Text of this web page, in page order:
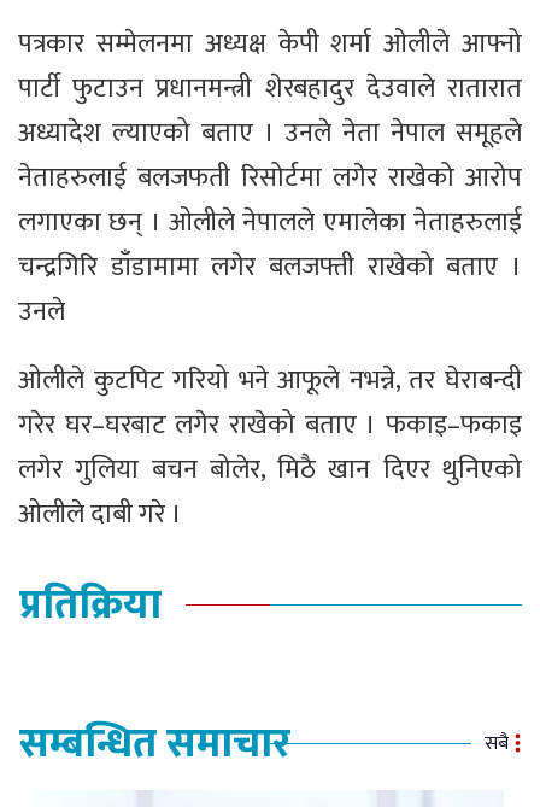
पत्रकार सम्मेलनमा अध्यक्ष केपी शर्मा ओलीले आफ्नो
पार्टी फुटाउन प्रधानमन्त्री शेरबहादुर देउवाले रातारात
अध्यादेश ल्याएको बताए । उनले नेता नेपाल समूहले
नेताहरुलाई बलजफती रिसोर्टमा लगेर राखेको आरोप
लगाएका छन् । ओलीले नेपालले एमालेका नेताहरुलाई
चन्द्रगिरि डाँडामामा लगेर बलजफ्ती राखेको बताए ।
उनले
ओलीले कुटपिट गरियो भने आफूले नभन्ने, तर घेराबन्दी
गरेर घर–घरबाट लगेर राखेको बताए । फकाइ–फकाइ
लगेर गुलिया बचन बोलेर, मिठै खान दिएर थुनिएको
ओलीले दाबी गरे ।
प्रतिक्रिया
सम्बन्धित समाचार सबै